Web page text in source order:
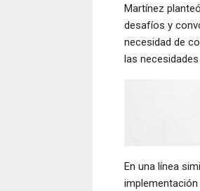
Martínez
desafíos y
necesidad de
las
En una línea